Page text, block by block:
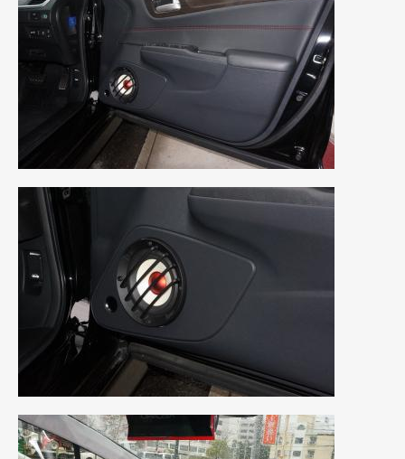
2020年5月 (4)
2020年4月(4)
2020年3月
2020年2月 (12)
2020年1月(6)
2019年12月
2019年11月(12)
2019年10月(7)
2019年9月(12)
2019年8月(10)
2019年7月(17)
2019年6月(16)
2019年5月(21)